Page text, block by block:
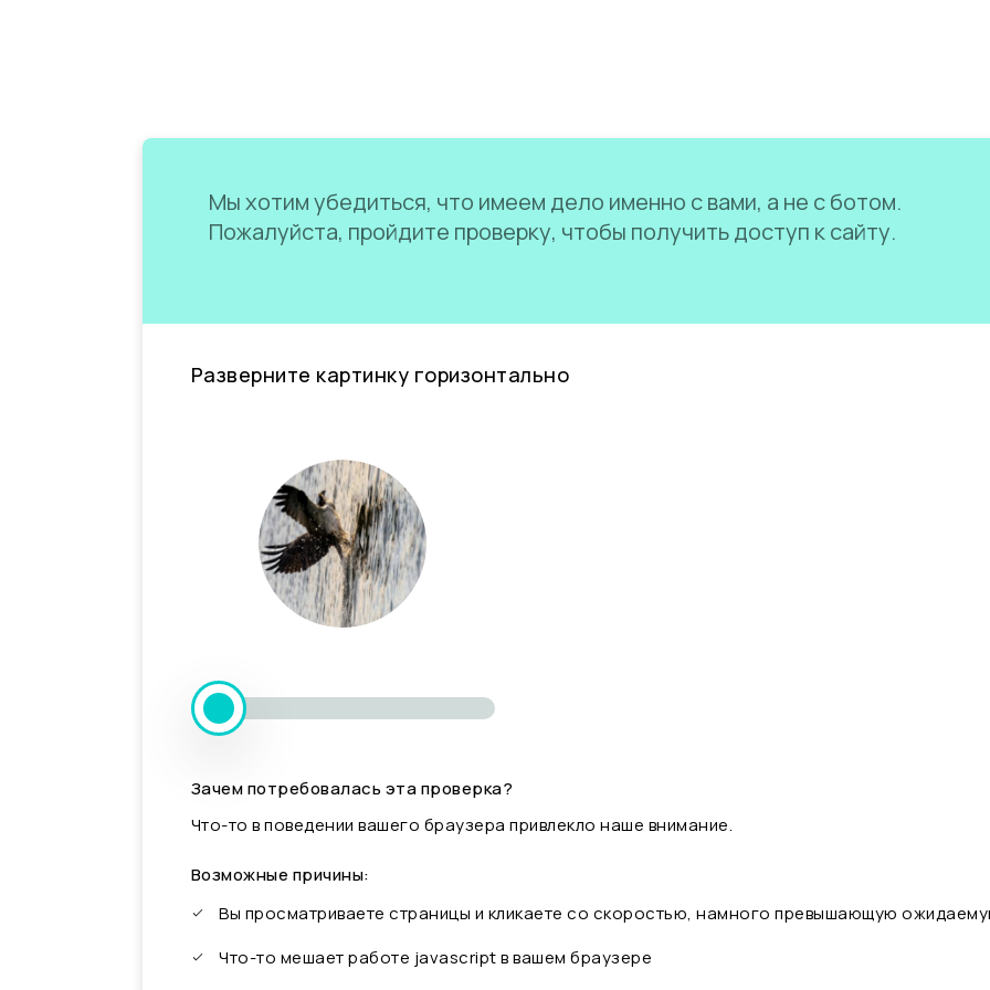
Мы хотим убедиться, что имеем дело именно с вами, а не с ботом.
Пожалуйста, пройдите проверку, чтобы получить доступ к сайту.
Разверните картинку горизонтально
Зачем потребовалась эта проверка?
Что-то в поведении вашего браузера привлекло наше внимание.
Возможные причины:
Вы просматриваете страницы и кликаете со скоростью, намного превышающую
Что-то мешает работе javascript в вашем браузере